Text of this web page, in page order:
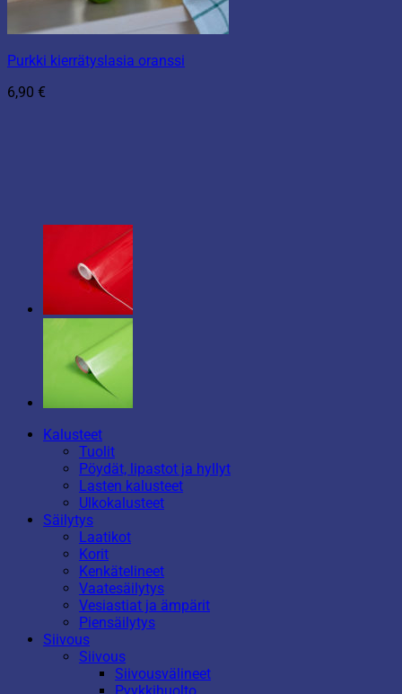
Purkki kierrätyslasia oranssi
6,90 €
Kalusteet
Tuolit
Pöydät, lipastot ja hyllyt
Lasten kalusteet
Ulkokalusteet
Säilytys
Laatikot
Korit
Kenkätelineet
Vaatesäilytys
Vesiastiat ja ämpärit
Piensäilytys
Siivous
Siivous
Siivousvälineet